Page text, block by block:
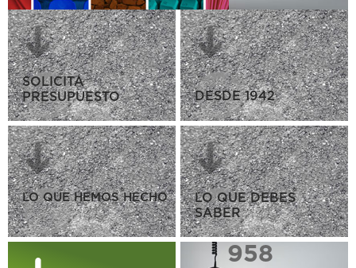
SOLICITA
PRESUPUESTO
DESDE 1942
LO QUE HEMOS HECHO
LO QUE DEBES
SABER
958